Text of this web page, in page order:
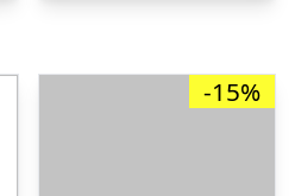
-15%